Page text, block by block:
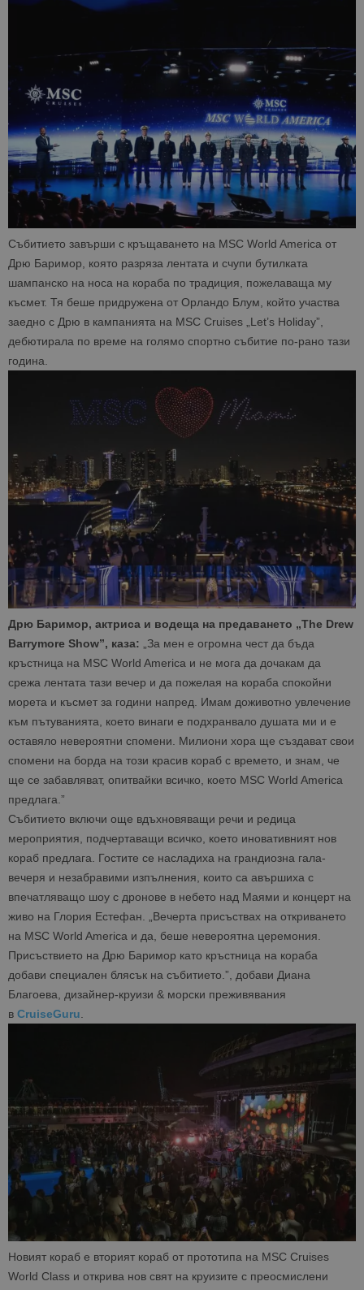
Събитието завърши с кръщаването на MSC World America от
Дрю Баримор, която разряза лентата и счупи бутилката
шампанско на носа на кораба по традиция, пожелаваща му
късмет. Тя беше придружена от Орландо Блум, който участва
заедно с Дрю в кампанията на MSC Cruises „Let’s Holiday”,
дебютирала по време на голямо спортно събитие по-рано тази
година.
Дрю Баримор, актриса и водеща на предаването „The Drew
Barrymore Show”, каза: „За мен е огромна чест да бъда
кръстница на MSC World America и не мога да дочакам да
срежа лентата тази вечер и да пожелая на кораба спокойни
морета и късмет за години напред. Имам доживотно увлечение
към пътуванията, което винаги е подхранвало душата ми и е
оставяло невероятни спомени. Милиони хора ще създават свои
спомени на борда на този красив кораб с времето, и знам, че
ще се забавляват, опитвайки всичко, което MSC World America
предлага.”
Събитието включи още вдъхновяващи речи и редица
мероприятия, подчертаващи всичко, което иновативният нов
кораб предлага. Гостите се насладиха на грандиозна гала-
вечеря и незабравими изпълнения, които са авършиха с
впечатляващо шоу с дронове в небето над Маями и концерт на
живо на Глория Естефан. „Вечерта присъствах на откриването
на MSC World America и да, беше невероятна церемония.
Присъствието на Дрю Баримор като кръстница на кораба
добави специален блясък на събитието.”, добави Диана
Благоева, дизайнер-круизи & морски преживявания
в CruiseGuru.
Новият кораб е вторият кораб от прототипа на MSC Cruises
World Class и открива нов свят на круизите с преосмислени